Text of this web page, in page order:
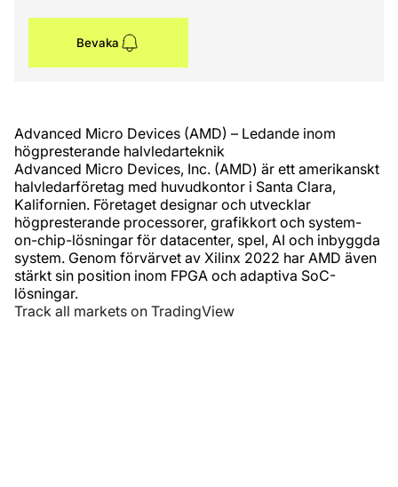
Bevaka
Advanced Micro Devices (AMD) – Ledande inom
högpresterande halvledarteknik
Advanced Micro Devices, Inc. (AMD) är ett amerikanskt
halvledarföretag med huvudkontor i Santa Clara,
Kalifornien. Företaget designar och utvecklar
högpresterande processorer, grafikkort och system-
on-chip-lösningar för datacenter, spel, AI och inbyggda
system. Genom förvärvet av Xilinx 2022 har AMD även
stärkt sin position inom FPGA och adaptiva SoC-
lösningar.
Track all markets on TradingView